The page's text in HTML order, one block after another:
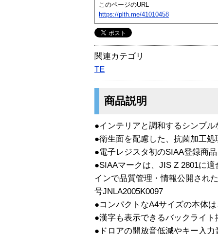
このページのURL
https://plth.me/41010458
関連カテゴリ
TE
商品説明
●インテリアと調和するシンプ
●衛生面を配慮した、抗菌加工処
●電子レジスタ初のSIAA登録商品
●SIAAマークは、JIS Z 2801に
インで品質管理・情報公開され
号JNLA2005K0097
●コンパクトなA4サイズの本体
●漢字も表示できるバックライ
●ドロアの開放音低減やキー入